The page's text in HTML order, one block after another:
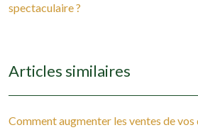
spectaculaire ?
Articles similaires
Comment augmenter les ventes de